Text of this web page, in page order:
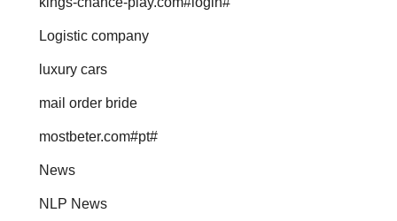
Logistic company
luxury cars
mail order bride
mostbeter.com#pt#
News
NLP News